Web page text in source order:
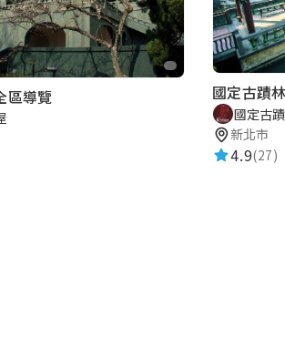
陳采杏
2017-10-29 09:52:39 ★★★★★
區導覽 國定古蹟
國定古
新北市
4.9(27)